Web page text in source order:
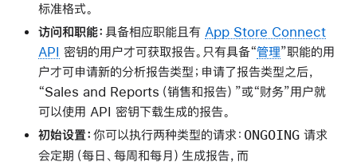
标准格式。
访问和职能： 具备相应职能且有 App Store Connect
API 密钥的用户才可获取报告。只有具备“管理”职能的用
户才可申请新的分析报告类型；申请了报告类型之后，
“Sales and Reports（销售和报告）”或“财务”用户就
可以使用 API 密钥下载生成的报告。
初始设置： 你可以执行两种类型的请求： ONGOING 请求
会定期（每日、每周和每月）生成报告，而